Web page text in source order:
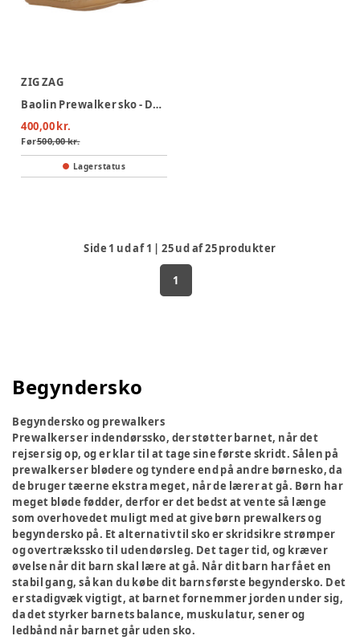
ZIG ZAG
Baolin Prewalker sko - Deep taupe
400,00 kr.
Før500,00 kr.
Lagerstatus
Side 1 ud af1 |25ud af25produkter
1
Begyndersko
Begyndersko og prewalkers
Prewalkers er indendørssko, der støtter barnet, når det
rejser sig op, og er klar til at tage sine første skridt. Sålen på
prewalkers er blødere og tyndere end på andre børnesko, da
de bruger tæerne ekstra meget, når de lærer at gå. Børn har
meget bløde fødder, derfor er det bedst at vente så længe
som overhovedet muligt med at give børn prewalkers og
begyndersko på. Et alternativ til sko er skridsikre strømper
og overtrækssko til udendørsleg. Det tager tid, og kræver
øvelse når dit barn skal lære at gå. Når dit barn har fået en
stabil gang, så kan du købe dit barns første begyndersko. Det
er stadigvæk vigtigt, at barnet fornemmer jorden under sig,
da det styrker barnets balance, muskulatur, sener og
ledbånd når barnet går uden sko.